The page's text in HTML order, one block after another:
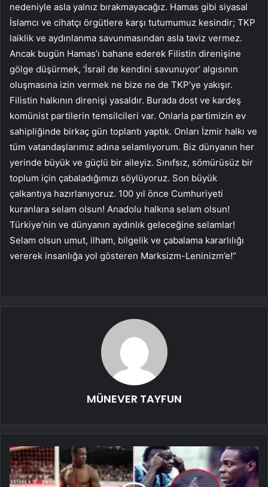
nedeniyle asla yalnız bırakmayacağız. Hamas gibi siyasal
İslamcı ve cihatçı örgütlere karşı tutumumuz kesindir; TKP
laiklik ve aydınlanma savunmasından asla taviz vermez.
Ancak bugün Hamas’ı bahane ederek Filistin direnişine
gölge düşürmek, ‘İsrail de kendini savunuyor’ algısının
oluşmasına izin vermek ne bize ne de TKP’ye yakışır.
Filistin halkının direnişi yasaldır. Burada dost ve kardeş
komünist partilerin temsilcileri var. Onlarla partimizin ev
sahipliğinde birkaç gün toplantı yaptık. Onları İzmir halkı ve
tüm vatandaşlarımız adına selamlıyorum. Biz dünyanın her
yerinde büyük ve güçlü bir aileyiz. Sınıfsız, sömürüsüz bir
toplum için çabaladığımızı söylüyoruz. Son büyük
çalkantıya hazırlanıyoruz. 100 yıl önce Cumhuriyeti
kuranlara selam olsun! Anadolu halkına selam olsun!
Türkiye’nin ve dünyanın aydınlık geleceğine selamlar!
Selam olsun umut, ilham, bilgelik ve çabalama kararlılığı
vererek insanlığa yol gösteren Marksizm-Leninizm’e!”
MÜNEVER TAYFUN